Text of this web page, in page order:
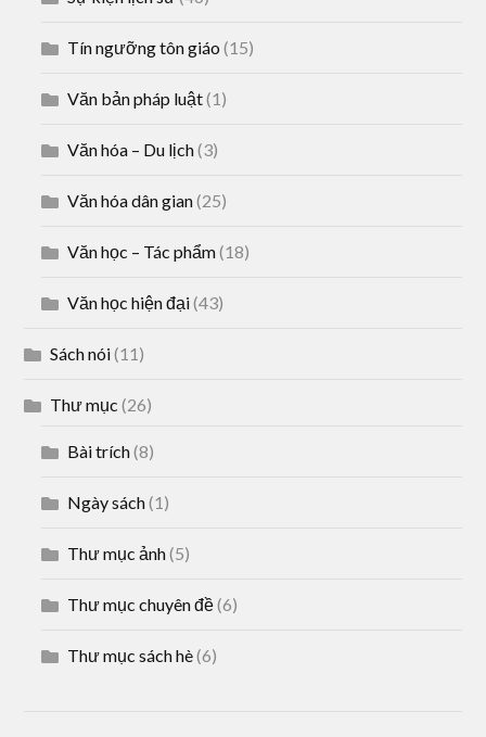
Tín ngưỡng tôn giáo (15)
Văn bản pháp luật(1)
Văn hóa – Du lịch(3)
Văn hóa dân gian(25)
Văn học – Tác phẩm(18)
Văn học hiện đại(43)
Sách nói(11)
Thư mục (26)
Bài trích(8)
Ngày sách(1)
Thư mục ảnh(5)
Thư mục chuyên đề(6)
Thư mục sách hè(6)